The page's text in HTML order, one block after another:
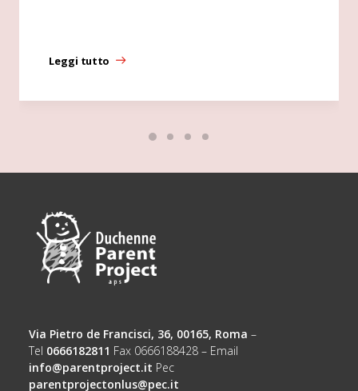
Leggi tutto
Via Pietro de Francisci, 36, 00165, Roma –
Tel 0666182811 Fax 0666188428 – Email
info@parentproject.it Pec
parentprojectonlus@pec.it